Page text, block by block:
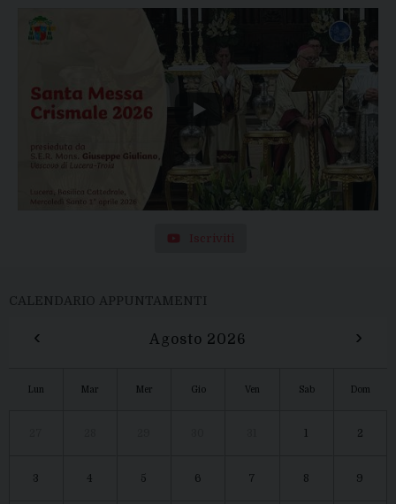
Iscriviti
CALENDARIO APPUNTAMENTI
‹ Agosto 2026 ›
Lun Mar Mer Gio Ven Sab Dom
1 2
3 4 5 6 7 8 9